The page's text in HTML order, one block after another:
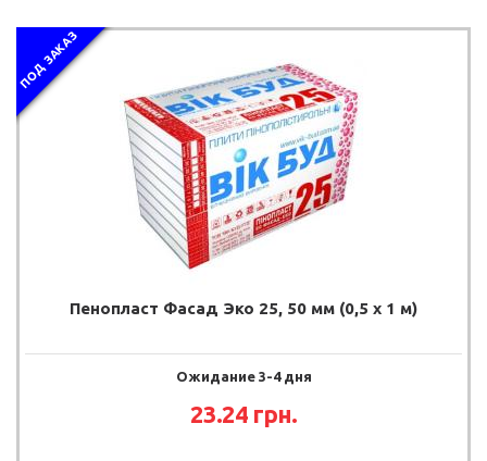
ПОД ЗАКАЗ
Пенопласт Фасад Эко 25, 50 мм (0,5 х 1 м)
Ожидание 3-4 дня
23.24 грн.